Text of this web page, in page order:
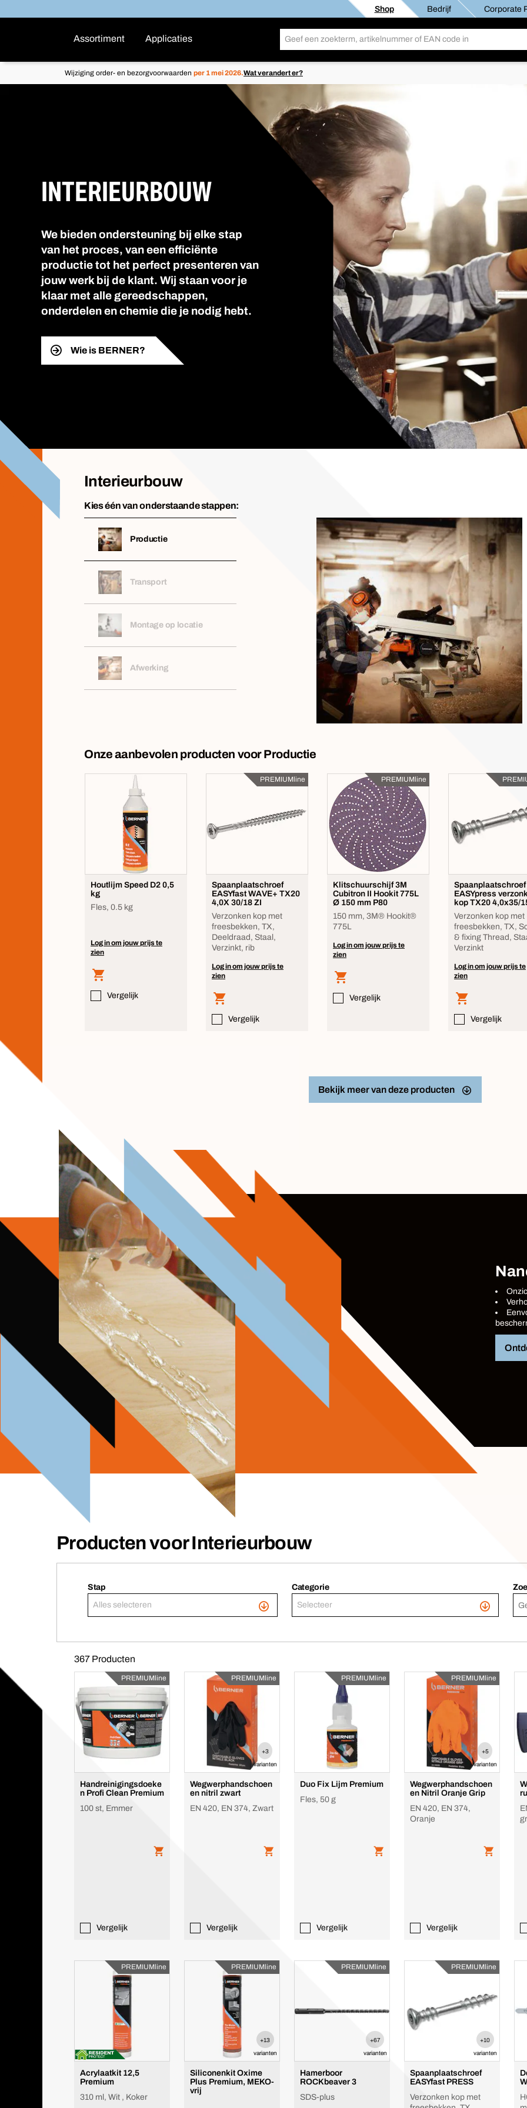
Shop Bedrijf Corporate
Assortiment Applicaties
Wijziging order- en bezorgvoorwaarden per 1 mei 2026.Wat verandert er?
INTERIEURBOUW
We bieden ondersteuning bij elke stap
van het proces, van een efficiënte
productie tot het perfect presenteren van
jouw werk bij de klant. Wij staan voor je
klaar met alle gereedschappen,
onderdelen en chemie die je nodig hebt.
Wie is BERNER?
Interieurbouw
Kies één van onderstaande stappen:
Productie
Transport
Montage op locatie
Afwerking
Onze aanbevolen producten voor Productie
Houtlijm Speed D2 0,5
kg
Fles, 0.5 kg
Log in om jouw prijs te
zien
Vergelijk
PREMIUMline
Spaanplaatschroef
EASYfast WAVE+ TX20
4,0X 30/18 ZI
Verzonken kop met
freesbekken, TX,
Deeldraad, Staal,
Verzinkt, rib
Log in om jouw prijs te
zien
Vergelijk
PREMIUMline
Klitschuurschijf 3M
Cubitron II Hookit 775L
Ø 150 mm P80
150 mm, 3M® Hookit®
775L
Log in om jouw prijs te
zien
Vergelijk
Spaanplaatschroef
EASYpress
kop TX20 4,0x35/
Verzonken kop met
freesbekken, TX,
& fixing Thread,
Verzinkt
Log in om jouw prijs te
zien
Vergelijk
Bekijk meer van deze producten
Producten voor Interieurbouw
Stap
Alles selecteren
Categorie
Selecteer
367 Producten
PREMIUMline
Handreinigingsdoeke
n Profi Clean Premium
100 st, Emmer
Vergelijk
PREMIUMline
+3
varianten
Wegwerphandschoen
en nitril zwart
EN 420, EN 374, Zwart
Vergelijk
PREMIUMline
Duo Fix Lijm Premium
Fles, 50 g
Vergelijk
PREMIUMline
+5
varianten
Wegwerphandschoen
en Nitril Oranje Grip
EN 420, EN 374,
Oranje
Vergelijk
PREMIUMline
Acrylaatkit 12,5
Premium
310 ml, Wit , Koker
PREMIUMline
+13
varianten
Siliconenkit Oxime
Plus Premium, MEKO-
vrij
PREMIUMline
+67
varianten
Hamerboor
ROCKbeaver 3
SDS-plus
PREMIUMline
+10
varianten
Spaanplaatschroef
EASYfast PRESS
Verzonken kop met